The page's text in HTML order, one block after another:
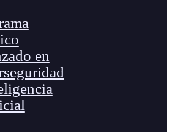
en